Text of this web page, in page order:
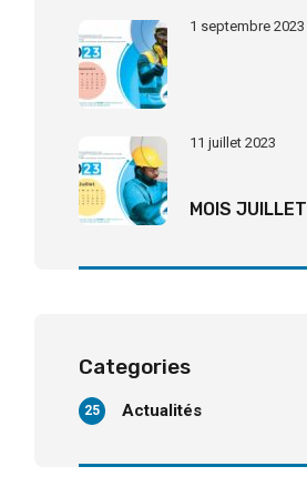
1 septembre 2023
11 juillet 2023
MOIS JUILLET
Categories
Actualités
25